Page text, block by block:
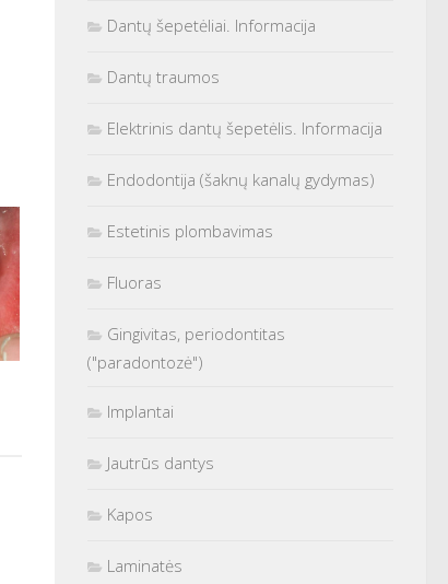
Dantų šepetėliai. Informacija
Dantų traumos
Elektrinis dantų šepetėlis. Informacija
Endodontija (šaknų kanalų gydymas)
Estetinis plombavimas
Fluoras
Gingivitas, periodontitas
("paradontozė")
Implantai
Jautrūs dantys
Kapos
Laminatės